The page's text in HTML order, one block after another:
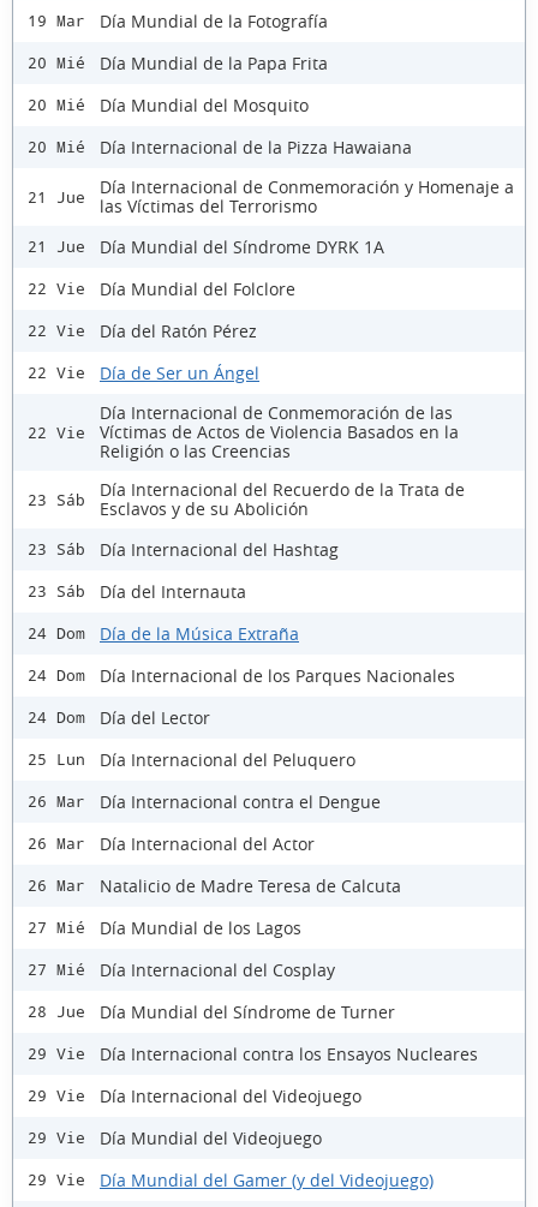
19 Mar Día Mundial de la Fotografía
20 Mié Día Mundial de la Papa Frita
20 Mié Día Mundial del Mosquito
20 Mié Día Internacional de la Pizza Hawaiana
21 Jue
Día Internacional de Conmemoración y Homenaje a
las Víctimas del Terrorismo
21 Jue Día Mundial del Síndrome DYRK 1A
22 Vie Día Mundial del Folclore
22 Vie Día del Ratón Pérez
22 Vie Día de Ser un Ángel
22 Vie
Día Internacional de Conmemoración de las
Víctimas de Actos de Violencia Basados en la
Religión o las Creencias
23 Sáb
Día Internacional del Recuerdo de la Trata de
Esclavos y de su Abolición
23 Sáb Día Internacional del Hashtag
23 Sáb Día del Internauta
24 Dom Día de la Música Extraña
24 Dom Día Internacional de los Parques Nacionales
24 Dom Día del Lector
25 Lun Día Internacional del Peluquero
26 Mar Día Internacional contra el Dengue
26 Mar Día Internacional del Actor
26 Mar Natalicio de Madre Teresa de Calcuta
27 Mié Día Mundial de los Lagos
27 Mié Día Internacional del Cosplay
28 Jue Día Mundial del Síndrome de Turner
29 Vie Día Internacional contra los Ensayos Nucleares
29 Vie Día Internacional del Videojuego
29 Vie Día Mundial del Videojuego
29 Vie Día Mundial del Gamer (y del Videojuego)